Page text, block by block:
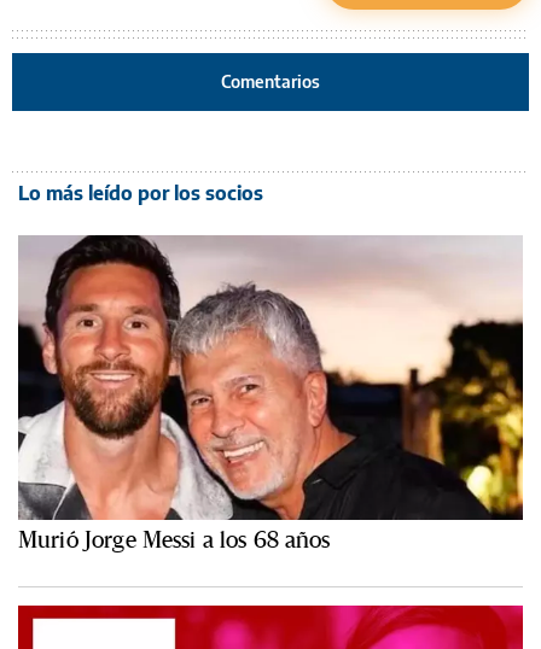
Comentarios
Lo más leído por los socios
Murió Jorge Messi a los 68 años